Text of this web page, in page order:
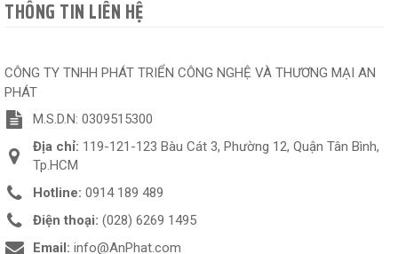
THÔNG TIN LIÊN HỆ
CÔNG TY TNHH PHÁT TRIỂN CÔNG NGHỆ VÀ THƯƠNG MẠI AN
PHÁT
M.S.D.N: 0309515300
Địa chỉ: 119-121-123 Bàu Cát 3, Phường 12, Quận Tân Bình,
Tp.HCM
Hotline: 0914 189 489
Điện thoại: (028) 6269 1495
Email: info@AnPhat.com